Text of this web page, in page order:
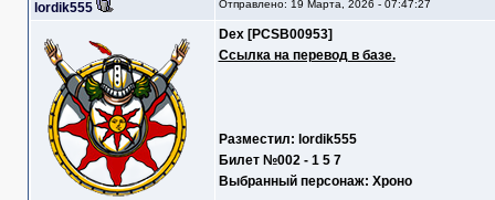
lordik555 Отправлено: 19 Марта, 2026 - 07:47:27
Dex [PCSB00953]
Ссылка на перевод в базе.
Разместил: lordik555
Билет №002 - 1 5 7
Выбранный персонаж: Хроно